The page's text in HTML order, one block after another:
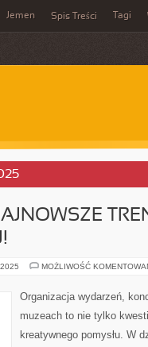
Jemen Spis Treści Tagi
MOŻLIWOŚĆ
Organizacja wydarzeń,
muzeach to nie tylko
kreatywnego pomysłu. W